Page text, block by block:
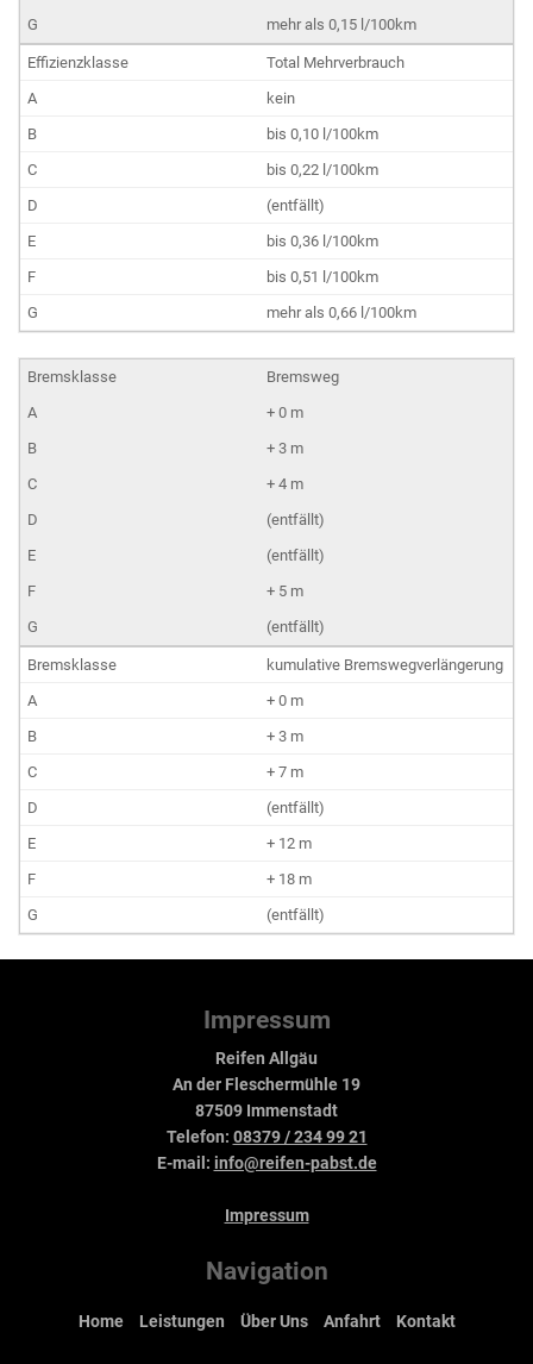
mehr als 0,15 l/100km
Total Mehrverbrauch
kein
bis 0,10 l/100km
bis 0,22 l/100km
(entfällt)
bis 0,36 l/100km
bis 0,51 l/100km
mehr als 0,66 l/100km
Bremsweg
+ 0 m
+ 3 m
+ 4 m
(entfällt)
(entfällt)
+ 5 m
(entfällt)
kumulative Bremswegverlängerung
+ 0 m
+ 3 m
+ 7 m
(entfällt)
+ 12 m
+ 18 m
(entfällt)
Impressum
Reifen Allgäu
An der Fleschermühle 19
87509 Immenstadt
Telefon: 08379 / 234 99 21
E-mail: info@reifen-pabst.de
Impressum
Navigation
Home Leistungen Über Uns Anfahrt Kontakt